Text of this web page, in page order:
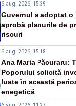
6 aug. 2026, 15:39
Guvernul a adoptat o
aprobă planurile de
riscuri
6 aug. 2026, 15:18
Ana Maria Păcuraru:
Poporului solicită
luate în această
enegetică